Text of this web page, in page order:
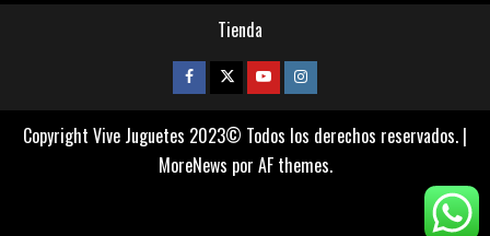
Tienda
Facebook
TwitterYoutubeInstagram
Copyright Vive Juguetes 2023© Todos los derechos reservados. |
MoreNews por AF themes.